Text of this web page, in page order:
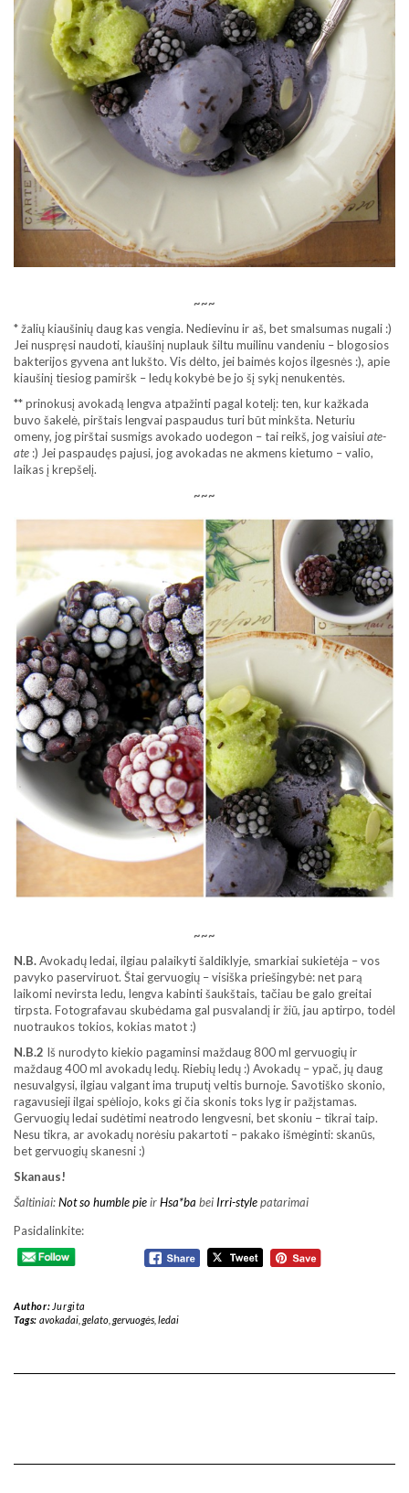
~~~
* žalių kiaušinių daug kas vengia. Nedievinu ir aš, bet smalsumas nugali :)
Jei nuspręsi naudoti, kiaušinį nuplauk šiltu muilinu vandeniu – blogosios
bakterijos gyvena ant lukšto. Vis dėlto, jei baimės kojos ilgesnės :), apie
kiaušinį tiesiog pamiršk – ledų kokybė be jo šį sykį nenukentės.
** prinokusį avokadą lengva atpažinti pagal kotelį: ten, kur kažkada
buvo šakelė, pirštais lengvai paspaudus turi būt minkšta. Neturiu
omeny, jog pirštai susmigs avokado uodegon – tai reikš, jog vaisiuiate-
ate :) Jei paspaudęs pajusi, jog avokadas ne akmens kietumo – valio,
laikas į krepšelį.
~~~
~~~
N.B.Avokadų ledai, ilgiau palaikyti šaldiklyje, smarkiai sukietėja – vos
pavyko paserviruot. Štai gervuogių – visiška priešingybė: net parą
laikomi nevirsta ledu, lengva kabinti šaukštais, tačiau be galo greitai
tirpsta. Fotografavau skubėdama gal pusvalandį ir žiū, jau aptirpo, todėl
nuotraukos tokios, kokias matot :)
N.B.2 Iš nurodyto kiekio pagaminsi maždaug 800 ml gervuogių ir
maždaug 400 ml avokadų ledų. Riebių ledų :) Avokadų – ypač, jų daug
nesuvalgysi, ilgiau valgant ima truputį veltis burnoje. Savotiško skonio,
ragavusieji ilgai spėliojo, koks gi čia skonis toks lyg ir pažįstamas.
Gervuogių ledai sudėtimi neatrodo lengvesni, bet skoniu – tikrai taip.
Nesu tikra, ar avokadų norėsiu pakartoti – pakako išmėginti: skanūs,
bet gervuogių skanesni :)
Skanaus!
Šaltiniai:Not so humble pieirHsa*ba beiIrri-stylepatarimai
Pasidalinkite:
Author: Jurgita
Tags: avokadai, gelato, gervuogės, ledai